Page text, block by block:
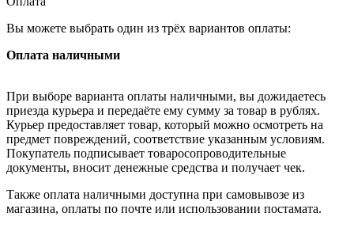
Вы можете выбрать один из трёх вариантов оплаты:
Оплата наличными
При выборе варианта оплаты наличными, вы дожидаетесь
приезда курьера и передаёте ему сумму за товар в рублях.
Курьер предоставляет товар, который можно осмотреть на
предмет повреждений, соответствие указанным условиям.
Покупатель подписывает товаросопроводительные
документы, вносит денежные средства и получает чек.
Также оплата наличными доступна при самовывозе из
магазина, оплаты по почте или использовании постамата.